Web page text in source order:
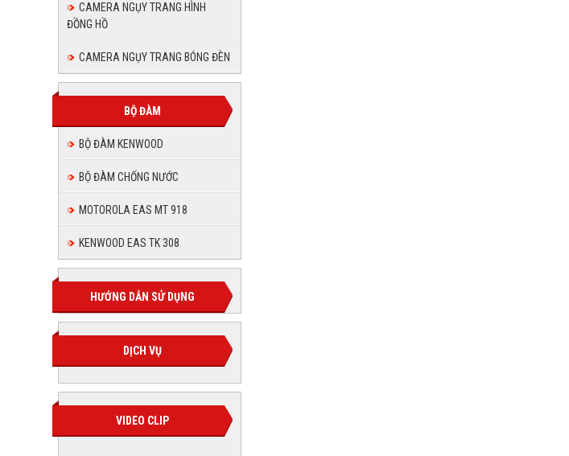
CAMERA NGỤY TRANG HÌNH
ĐỒNG HỒ
CAMERA NGỤY TRANG BÓNG ĐÈN
BỘ ĐÀM
BỘ ĐÀM KENWOOD
BỘ ĐÀM CHỐNG NƯỚC
MOTOROLA EAS MT 918
KENWOOD EAS TK 308
HƯỚNG DẪN SỬ DỤNG
DỊCH VỤ
VIDEO CLIP